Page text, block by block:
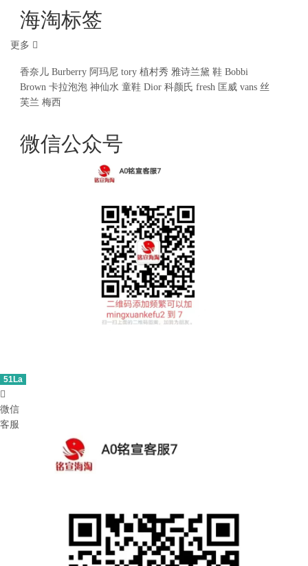
海淘标签
更多
香奈儿 Burberry 阿玛尼 tory 植村秀 雅诗兰黛 鞋 Bobbi
Brown 卡拉泡泡 神仙水 童鞋 Dior 科颜氏 fresh 匡威 vans 丝
芙兰 梅西
微信公众号
51La

微信
客服